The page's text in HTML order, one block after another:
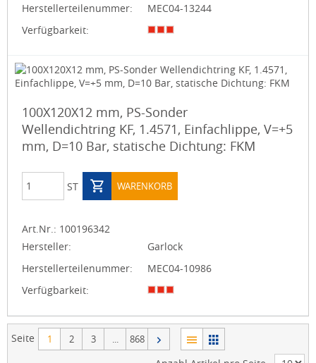
Herstellerteilenummer:
MEC04-13244
Verfügbarkeit:
100X120X12 mm, PS-Sonder
Wellendichtring KF, 1.4571, Einfachlippe, V=+5
mm, D=10 Bar, statische Dichtung: FKM
ST WARENKORB
Art.Nr.: 100196342
Hersteller:
Garlock
Herstellerteilenummer:
MEC04-10986
Verfügbarkeit:
Seite 1 2 3 ... 868